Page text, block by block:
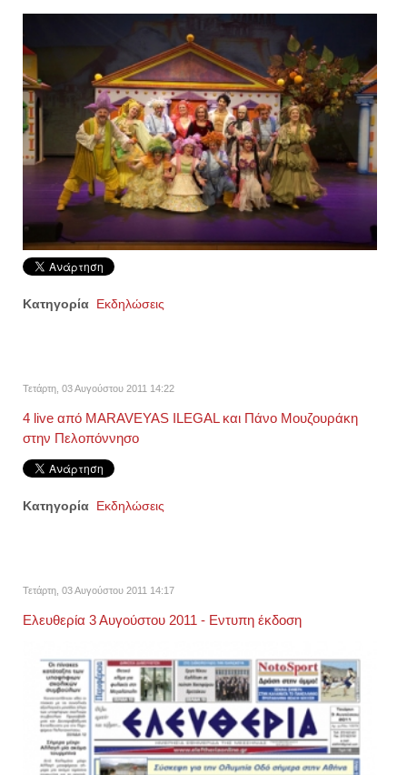
Κατηγορία Εκδηλώσεις
Τετάρτη, 03 Αυγούστου 2011 14:22
4 live από MARAVEYAS ILEGAL και Πάνο Μουζουράκη
στην Πελοπόννησο
Κατηγορία Εκδηλώσεις
Τετάρτη, 03 Αυγούστου 2011 14:17
Ελευθερία 3 Αυγούστου 2011 - Εντυπη έκδοση